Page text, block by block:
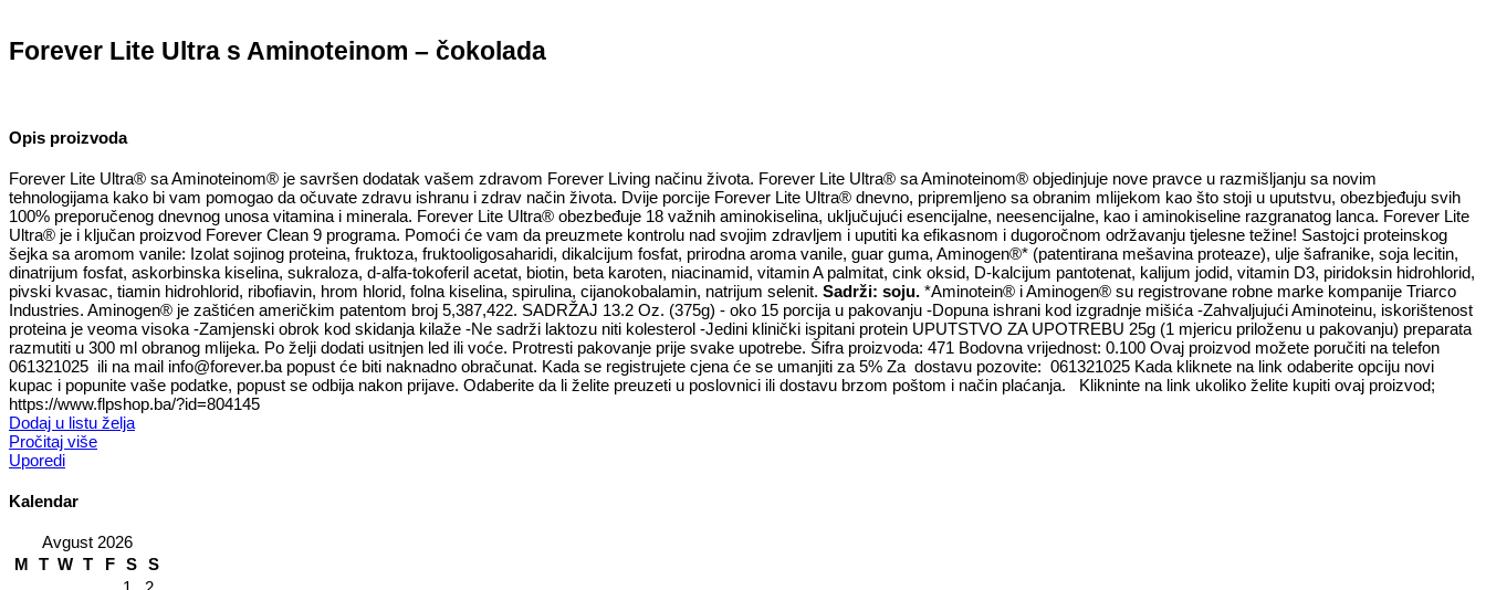
Forever Lite Ultra s Aminoteinom – čokolada
Opis proizvoda
Forever Lite Ultra® sa Aminoteinom® je savršen dodatak vašem zdravom Forever Living načinu života. Forever Lite Ultra® sa Aminoteinom® objedinjuje nove pravce u razmišljanju sa novim
tehnologijama kako bi vam pomogao da očuvate zdravu ishranu i zdrav način života. Dvije porcije Forever Lite Ultra® dnevno, pripremljeno sa obranim mlijekom kao što stoji u uputstvu, obezbjeđuju svih
100% preporučenog dnevnog unosa vitamina i minerala. Forever Lite Ultra® obezbeđuje 18 važnih aminokiselina, uključujući esencijalne, neesencijalne, kao i aminokiseline razgranatog lanca. Forever Lite
Ultra® je i ključan proizvod Forever Clean 9 programa. Pomoći će vam da preuzmete kontrolu nad svojim zdravljem i uputiti ka efikasnom i dugoročnom održavanju tjelesne težine! Sastojci proteinskog
šejka sa aromom vanile: Izolat sojinog proteina, fruktoza, fruktooligosaharidi, dikalcijum fosfat, prirodna aroma vanile, guar guma, Aminogen®* (patentirana mešavina proteaze), ulje šafranike, soja lecitin,
dinatrijum fosfat, askorbinska kiselina, sukraloza, d-alfa-tokoferil acetat, biotin, beta karoten, niacinamid, vitamin A palmitat, cink oksid, D-kalcijum pantotenat, kalijum jodid, vitamin D3, piridoksin hidrohlorid,
pivski kvasac, tiamin hidrohlorid, ribofiavin, hrom hlorid, folna kiselina, spirulina, cijanokobalamin, natrijum selenit. Sadrži: soju. *Aminotein® i Aminogen® su registrovane robne marke kompanije Triarco
Industries. Aminogen® je zaštićen američkim patentom broj 5,387,422. SADRŽAJ 13.2 Oz. (375g) - oko 15 porcija u pakovanju -Dopuna ishrani kod izgradnje mišića -Zahvaljujući Aminoteinu, iskorištenost
proteina je veoma visoka -Zamjenski obrok kod skidanja kilaže -Ne sadrži laktozu niti kolesterol -Jedini klinički ispitani protein UPUTSTVO ZA UPOTREBU 25g (1 mjericu priloženu u pakovanju) preparata
razmutiti u 300 ml obranog mlijeka. Po želji dodati usitnjen led ili voće. Protresti pakovanje prije svake upotrebe. Šifra proizvoda: 471 Bodovna vrijednost: 0.100 Ovaj proizvod možete poručiti na telefon
061321025 ili na mail info@forever.ba popust će biti naknadno obračunat. Kada se registrujete cjena će se umanjiti za 5% Za dostavu pozovite: 061321025 Kada kliknete na link odaberite opciju novi
kupac i popunite vaše podatke, popust se odbija nakon prijave. Odaberite da li želite preuzeti u poslovnici ili dostavu brzom poštom i način plaćanja. Klikninte na link ukoliko želite kupiti ovaj proizvod;
https://www.flpshop.ba/?id=804145
Dodaj u listu želja
Pročitaj više
Uporedi
Kalendar
Avgust 2026
M T W T F S S